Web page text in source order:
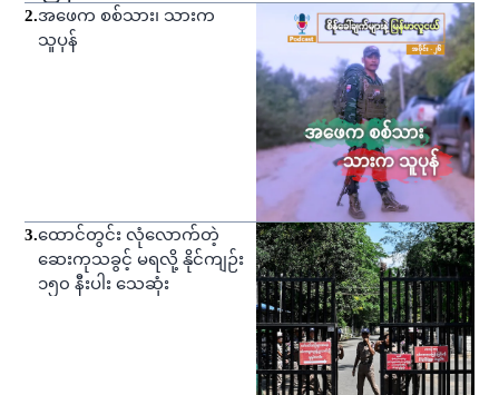
2.အဖေက စစ်သား၊ သားက
သူပုန်
3.ထောင်တွင်း လုံလောက်တဲ့
ဆေးကုသခွင့် မရလို့ နိုင်ကျဉ်း
၁၅၀ နီးပါး သေဆုံး